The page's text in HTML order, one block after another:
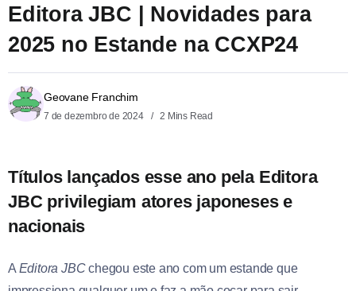
Editora JBC | Novidades para
2025 no Estande na CCXP24
Geovane Franchim
7 de dezembro de 2024 2 Mins Read
Títulos lançados esse ano pela Editora
JBC privilegiam atores japoneses e
nacionais
A Editora JBCchegou este ano com um estande que